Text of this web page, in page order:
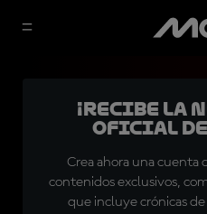
¡Recibe la
oficial de
Crea ahora una cuenta
contenidos exclusivos,
que incluye crónicas